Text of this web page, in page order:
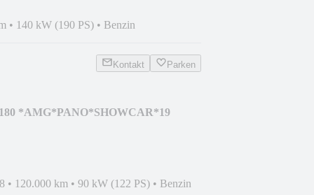
• 140 kW (190 PS) • Benzin
Kontakt Parken
*AMG*PANO*SHOWCAR*19
• 120.000 km • 90 kW (122 PS) • Benzin